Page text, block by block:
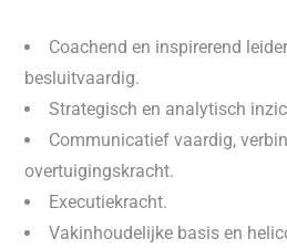
Coachend en inspirerend
besluitvaardig.
Strategisch en analytisch
Communicatief vaardig,
overtuigingskracht.
Executiekracht.
Vakinhoudelijke basis en